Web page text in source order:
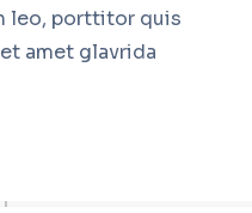
leo, porttitor quis
amet glavrida